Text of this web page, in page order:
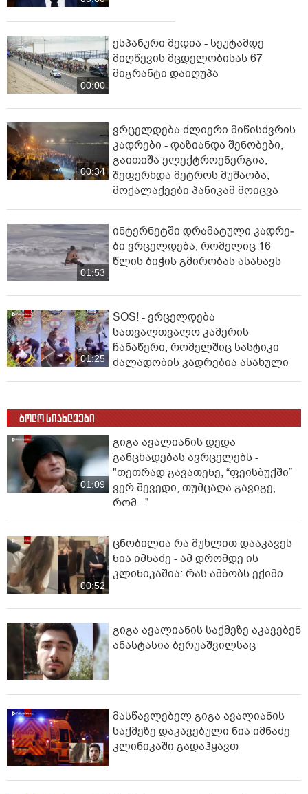
00:00
ესპანური მედია - სეუტამდე
მიღწევის მცდელობისას 67
მიგრანტი დაიღუპა
00:34
ვრცელდება ძლიერი მიწისძვრის
კადრები - დაზიანდა შენობები,
გაითიშა ელექტროენერგია,
შეფერხდა მეტროს მუშაობა,
მოქალაქეები პანიკამ მოიცვა
01:53
ინ­ტერ­ნეტ­ში დრა­მა­ტუ­ლი კად­რე­
ბი ვრცელდება, რომელიც 16
წლის ბიჭის გმირობას ასახავს
01:25
SOS! - ვრცელდება
სათვალთვალო კამერის
ჩანაწერი, რომელშიც სასტიკი
ძალადობის კადრებია ასახული
ბოლო სიახლეები
01:09
გიგა ავალიანის დედა
განცხადებას ავრცელებს -
"თეთრად გავათენე, “ფეისბუქში”
ვერ შევედი, თუმცაღა გავიგე,
რომ..."
00:52
ცნობილია რა მუხლით დააკავეს
ნია იმნაძე - ამ დრომდე ის
კლინიკაშია: რას ამბობს ექიმი
გიგა ავალიანის საქმეზე აკავებენ
ანასტასია ბერუაშვილსაც
მასწავლებელ გიგა ავალიანის
საქმეზე დაკავებული ნია იმნაძე
კლინიკაში გადაჰყავთ